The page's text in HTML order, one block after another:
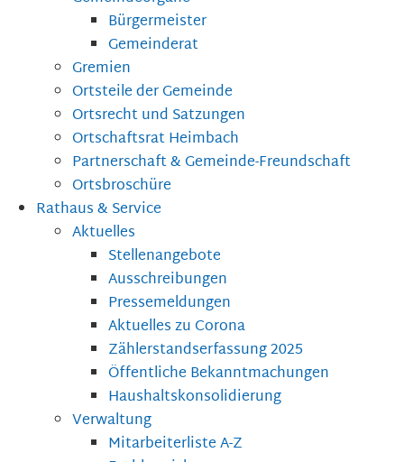
Bürgermeister
Gemeinderat
Gremien
Ortsteile der Gemeinde
Ortsrecht und Satzungen
Ortschaftsrat Heimbach
Partnerschaft & Gemeinde-Freundschaft
Ortsbroschüre
Rathaus & Service
Aktuelles
Stellenangebote
Ausschreibungen
Pressemeldungen
Aktuelles zu Corona
Zählerstandserfassung 2025
Öffentliche Bekanntmachungen
Haushaltskonsolidierung
Verwaltung
Mitarbeiterliste A-Z